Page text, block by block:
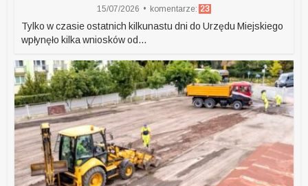
15/07/2026 komentarze: 23
Tylko w czasie ostatnich kilkunastu dni do Urzędu Miejskiego
wpłynęło kilka wniosków od...